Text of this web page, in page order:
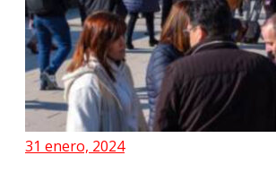
31 enero, 2024